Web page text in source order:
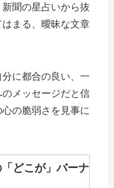
聞の星占いから抜
まる、曖昧な文章
に都合の良い、一
メッセージだと信
の脆弱さを見事に
どこが」バーナ